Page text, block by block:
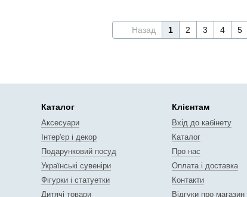
Назад 1 2 3 4 5
Каталог
Аксесуари
Інтер'єр і декор
Подарунковий посуд
Українські сувеніри
Фігурки і статуетки
Дитячі товари
Клієнтам
Вхід до кабінету
Каталог
Про нас
Оплата і доставка
Контакти
Відгуки про магазин